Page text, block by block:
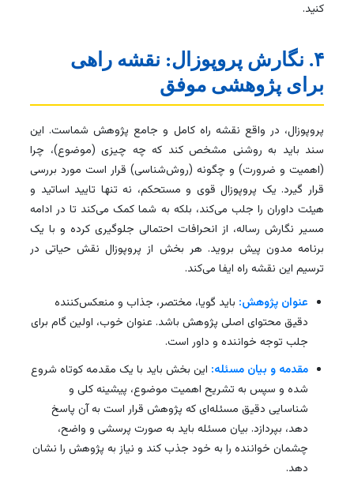
۴. نگارش پروپوزال: نقشه راهی
برای پژوهشی موفق
پروپوزال، در واقع نقشه راه کامل و جامع پژوهش شماست. این
سند باید به روشنی مشخص کند که چه چیزی (موضوع)، چرا
(اهمیت و ضرورت) و چگونه (روش‌شناسی) قرار است مورد بررسی
قرار گیرد. یک پروپوزال قوی و مستحکم، نه تنها تایید اساتید و
هیئت داوران را جلب می‌کند، بلکه به شما کمک می‌کند تا در ادامه
مسیر نگارش رساله، از انحرافات احتمالی جلوگیری کرده و با یک
برنامه مدون پیش بروید. هر بخش از پروپوزال نقش حیاتی در
ترسیم این نقشه راه ایفا می‌کند.
عنوان پژوهش:باید گویا، مختصر، جذاب و منعکس‌کننده
دقیق محتوای اصلی پژوهش باشد. عنوان خوب، اولین گام برای
جلب توجه خواننده و داور است.
مقدمه و بیان مسئله:این بخش باید با یک مقدمه کوتاه شروع
شده و سپس به تشریح اهمیت موضوع، پیشینه کلی و
شناسایی دقیق مسئله‌ای که پژوهش قرار است به آن پاسخ
دهد، بپردازد. بیان مسئله باید به صورت پرسشی و واضح،
چشمان خواننده را به خود جذب کند و نیاز به پژوهش را نشان